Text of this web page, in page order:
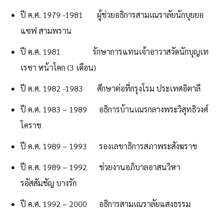
ปี ค.ศ. 1979 -1981 ผู้ช่วยอธิการสามเณราลัยนักบุยยอ
แซฟ สามพราน
ปี ค.ศ. 1981 รักษาการแทนเจ้าอาวาสวัดนักบุญเท
เรซา หน้าโคก (3 เดือน)
ปี ค.ศ. 1982 -1983 ศึกษาต่อที่กรุงโรม ประเทศอิตาลี
ปี ค.ศ. 1983 – 1989 อธิการบ้านเณรกลางพระวิสุทธิวงศ์
โคราช
ปี ค.ศ. 1989 – 1993 รองเลขาธิการสภาพระสังฆราช
ปี ค.ศ. 1989 – 1992 ช่วยงานอภิบาลอาสนวิหา
รอัสสัมชัญ บางรัก
ปี ค.ศ. 1992 – 2000 อธิการสามเณราลัยแสงธรรม